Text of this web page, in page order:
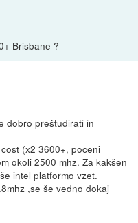
Brisbane ?
dobro preštudirati in
(x2 3600+, poceni
okoli 2500 mhz. Za kakšen
intel platformo vzet.
,se še vedno dokaj